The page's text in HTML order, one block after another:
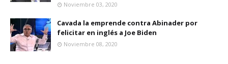
Noviembre 03, 2020
Cavada la emprende contra Abinader por
felicitar en inglés a Joe Biden
Noviembre 08, 2020